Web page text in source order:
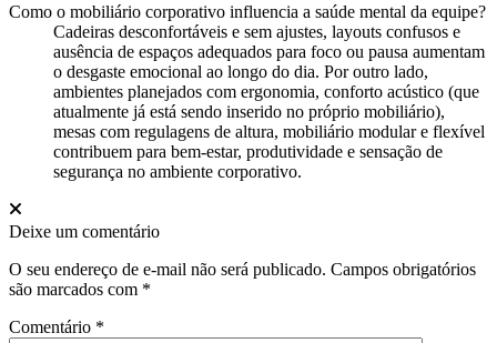
Como o mobiliário corporativo influencia a saúde mental da equipe?
Cadeiras desconfortáveis e sem ajustes, layouts confusos e
ausência de espaços adequados para foco ou pausa aumentam
o desgaste emocional ao longo do dia. Por outro lado,
ambientes planejados com ergonomia, conforto acústico (que
atualmente já está sendo inserido no próprio mobiliário),
mesas com regulagens de altura, mobiliário modular e flexível
contribuem para bem-estar, produtividade e sensação de
segurança no ambiente corporativo.
Deixe um comentário
O seu endereço de e-mail não será publicado. Campos obrigatórios
são marcados com *
Comentário *